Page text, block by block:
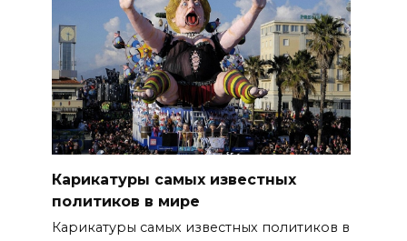
Карикатуры самых известных
политиков в мире
Карикатуры самых известных политиков в